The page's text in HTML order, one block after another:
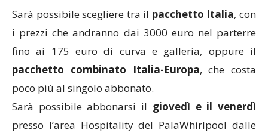
Sarà possibile scegliere tra il pacchetto Italia, con
i prezzi che andranno dai 3000 euro nel parterre
fino ai 175 euro di curva e galleria, oppure il
pacchetto combinato Italia-Europa, che costa
poco più al singolo abbonato.
Sarà possibile abbonarsi il giovedì e il venerdì
presso l’area Hospitality del PalaWhirlpool dalle